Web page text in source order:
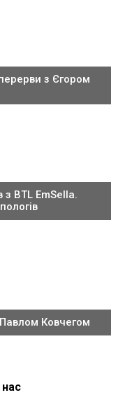
з Єгором
з BTL EmSella.
Ковчегом